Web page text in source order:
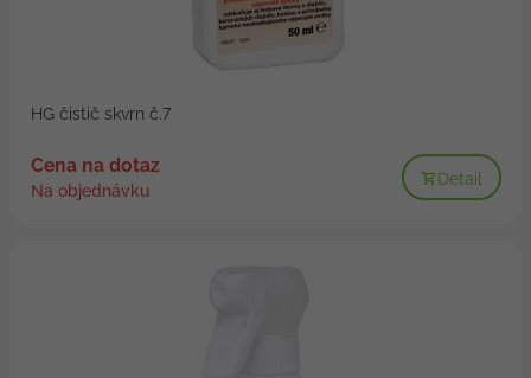
HG čistič skvrn č.7
Cena na dotaz
Na objednávku
Detail